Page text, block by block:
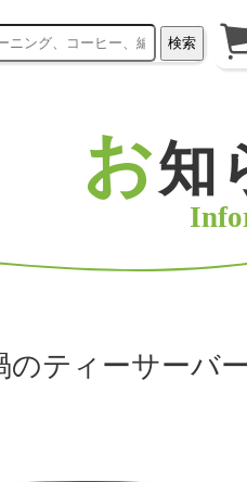
検索
お知
のティーサーバ